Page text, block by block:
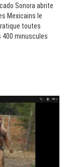
Sonora abrite
Mexicains le
toutes
400 minuscules